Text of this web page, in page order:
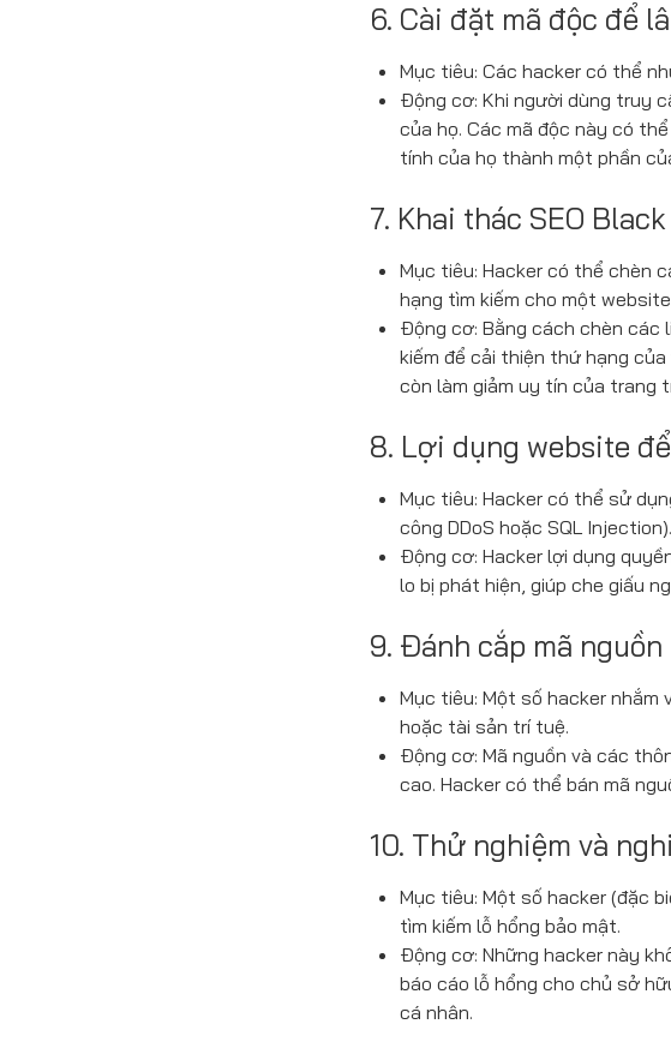
6. Cài đặt mã độc để
Mục tiêu: Các hacker có thể
Động cơ: Khi người dùng truy
của họ. Các mã độc này có
tính của họ thành một phần
7. Khai thác SEO
Mục tiêu: Hacker có thể chèn
hạng tìm kiếm cho một
Động cơ: Bằng cách chèn các
kiếm để cải thiện thứ hạng
còn làm giảm uy tín của trang
8. Lợi dụng website
Mục tiêu: Hacker có thể sử
công DDoS hoặc SQL Injection).
Động cơ: Hacker lợi dụng
lo bị phát hiện, giúp che giấu
9. Đánh cắp mã
Mục tiêu: Một số hacker
hoặc tài sản trí tuệ.
Động cơ: Mã nguồn và các
cao. Hacker có thể bán mã
10. Thử nghiệm và
Mục tiêu: Một số hacker (đặc
tìm kiếm lỗ hổng bảo mật.
Động cơ: Những hacker này
báo cáo lỗ hổng cho chủ sở
cá nhân.